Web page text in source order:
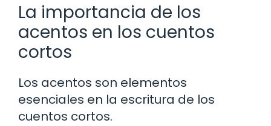
La importancia de los
acentos en los cuentos
cortos
Los acentos son elementos
esenciales en la escritura de los
cuentos cortos.